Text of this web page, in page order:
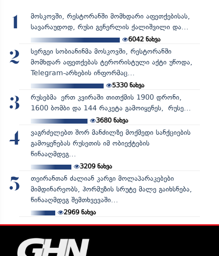
1
მოსკოვში, რესტორანში მომხდარი აფეთქებისას,
სავარაუდოდ, რუსი გენერლის ქალიშვილი და...
6042 ნახვა
2
სერგეი სობიანინმა მოსკოვში, რესტორანში
მომხდარ აფეთქებას ტერორისტული აქტი უწოდა,
Telegram-არხების ინფორმაც...
5330ნახვა
3
რუსებმა ერთ კვირაში თითქმის 1900 დრონი,
1600 ბომბი და 144 რაკეტა გამოიყენეს, რუსე...
3680ნახვა
4
ვაგრძელებთ შორ მანძილზე მოქმედი სანქციების
გამოყენებას რუსეთის იმ ობიექტების
წინააღმდეგ...
3209ნახვა
5
თეირანთან ძალიან კარგი მოლაპარაკებები
მიმდინარეობს, ჰორმუზის სრუტე მალე გაიხსნება,
წინააღმდეგ შემთხვევაში...
2969ნახვა